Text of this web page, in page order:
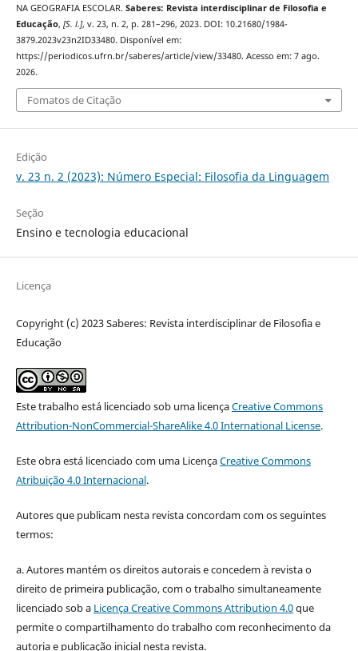
NA GEOGRAFIA ESCOLAR. Saberes: Revista interdisciplinar de Filosofia e
Educação, [S. l.], v. 23, n. 2, p. 281–296, 2023. DOI: 10.21680/1984-
3879.2023v23n2ID33480. Disponível em:
https://periodicos.ufrn.br/saberes/article/view/33480. Acesso em: 7 ago.
2026.
Fomatos de Citação
Edição
v. 23 n. 2 (2023): Número Especial: Filosofia da Linguagem
Seção
Ensino e tecnologia educacional
Licença
Copyright (c) 2023 Saberes: Revista interdisciplinar de Filosofia e
Educação
Este trabalho está licenciado sob uma licençaCreative Commons
Attribution-NonCommercial-ShareAlike 4.0 International License.
Este obra está licenciado com uma LicençaCreative Commons
Atribuição 4.0 Internacional.
Autores que publicam nesta revista concordam com os seguintes
termos:
a. Autores mantém os direitos autorais e concedem à revista o
direito de primeira publicação, com o trabalho simultaneamente
licenciado sob a Licença Creative Commons Attribution 4.0que
permite o compartilhamento do trabalho com reconhecimento da
autoria e publicação inicial nesta revista.